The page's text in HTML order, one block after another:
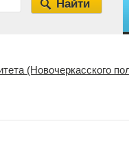
(Новочеркасского